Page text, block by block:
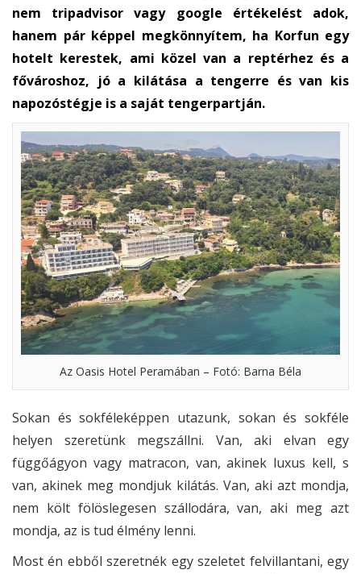
nem tripadvisor vagy google értékelést adok,
hanem pár képpel megkönnyítem, ha Korfun egy
hotelt kerestek, ami közel van a reptérhez és a
fővároshoz, jó a kilátása a tengerre és van kis
napozóstégje is a saját tengerpartján.
Az Oasis Hotel Peramában – Fotó: Barna Béla
Sokan és sokféleképpen utazunk, sokan és sokféle
helyen szeretünk megszállni. Van, aki elvan egy
függőágyon vagy matracon, van, akinek luxus kell, s
van, akinek meg mondjuk kilátás. Van, aki azt mondja,
nem költ fölöslegesen szállodára, van, aki meg azt
mondja, az is tud élmény lenni.
Most én ebből szeretnék egy szeletet felvillantani, egy